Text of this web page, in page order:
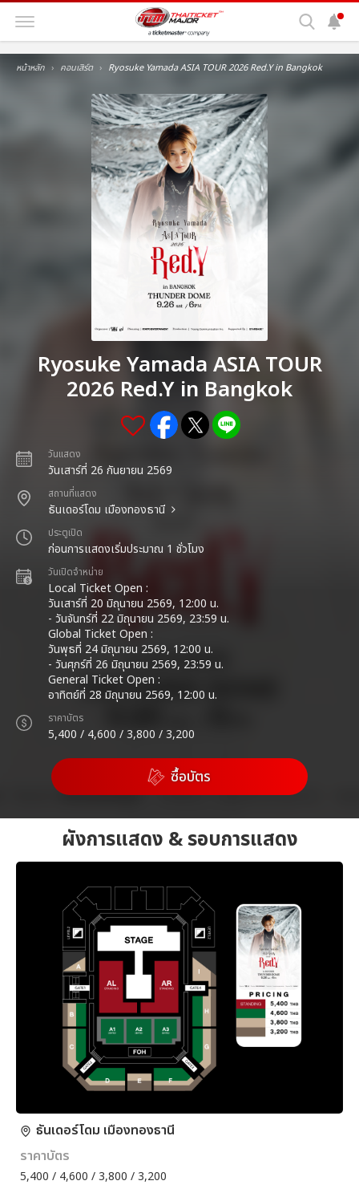
หน้าหลัก คอนเสิร์ต Ryosuke Yamada ASIA TOUR 2026 Red.Y in Bangkok
Ryosuke Yamada ASIA TOUR
2026 Red.Y in Bangkok
วันแสดง
วันเสาร์ที่ 26 กันยายน 2569
สถานที่แสดง
ธันเดอร์โดม เมืองทองธานี
ประตูเปิด
ก่อนการแสดงเริ่มประมาณ 1 ชั่วโมง
วันเปิดจำหน่าย
Local Ticket Open :
วันเสาร์ที่ 20 มิถุนายน 2569, 12:00 น.
- วันจันทร์ที่ 22 มิถุนายน 2569, 23:59 น.
Global Ticket Open :
วันพุธที่ 24 มิถุนายน 2569, 12:00 น.
- วันศุกร์ที่ 26 มิถุนายน 2569, 23:59 น.
General Ticket Open :
อาทิตย์ที่ 28 มิถุนายน 2569, 12:00 น.
ราคาบัตร
5,400 / 4,600 / 3,800 / 3,200
ซื้อบัตร
ผังการแสดง & รอบการแสดง
ธันเดอร์โดม เมืองทองธานี
ราคาบัตร
5,400 / 4,600 / 3,800 / 3,200